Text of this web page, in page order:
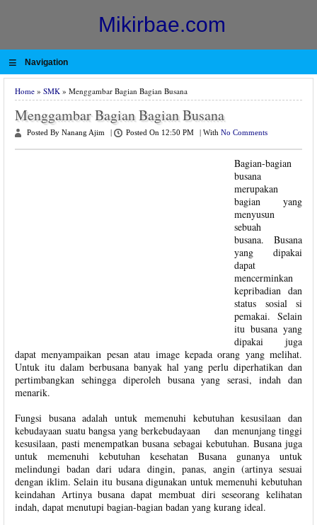
Mikirbae.com
≡ Navigation
Home » SMK » Menggambar Bagian Bagian Busana
Menggambar Bagian Bagian Busana
Posted By Nanang Ajim Posted On 12:50 PM With No Comments
Bagian-bagian
busana
merupakan
bagian yang
menyusun
sebuah
busana. Busana
yang dipakai
dapat
mencerminkan
kepribadian dan
status sosial si
pemakai. Selain
itu busana yang
dipakai juga
dapat menyampaikan pesan atau image kepada orang yang melihat.
Untuk itu dalam berbusana banyak hal yang perlu diperhatikan dan
pertimbangkan sehingga diperoleh busana yang serasi, indah dan
menarik.
Fungsi busana adalah untuk memenuhi kebutuhan kesusilaan dan
kebudayaan suatu bangsa yang berkebudayaan dan menunjang tinggi
kesusilaan, pasti menempatkan busana sebagai kebutuhan. Busana juga
untuk memenuhi kebutuhan kesehatan Busana gunanya untuk
melindungi badan dari udara dingin, panas, angin (artinya sesuai
dengan iklim. Selain itu busana digunakan untuk memenuhi kebutuhan
keindahan Artinya busana dapat membuat diri seseorang kelihatan
indah, dapat menutupi bagian-bagian badan yang kurang ideal.